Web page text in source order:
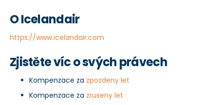
O Icelandair
https://www.icelandair.com
Zjistěte víc o svých právech
Kompenzace za zpozdeny let
Kompenzace za zruseny let